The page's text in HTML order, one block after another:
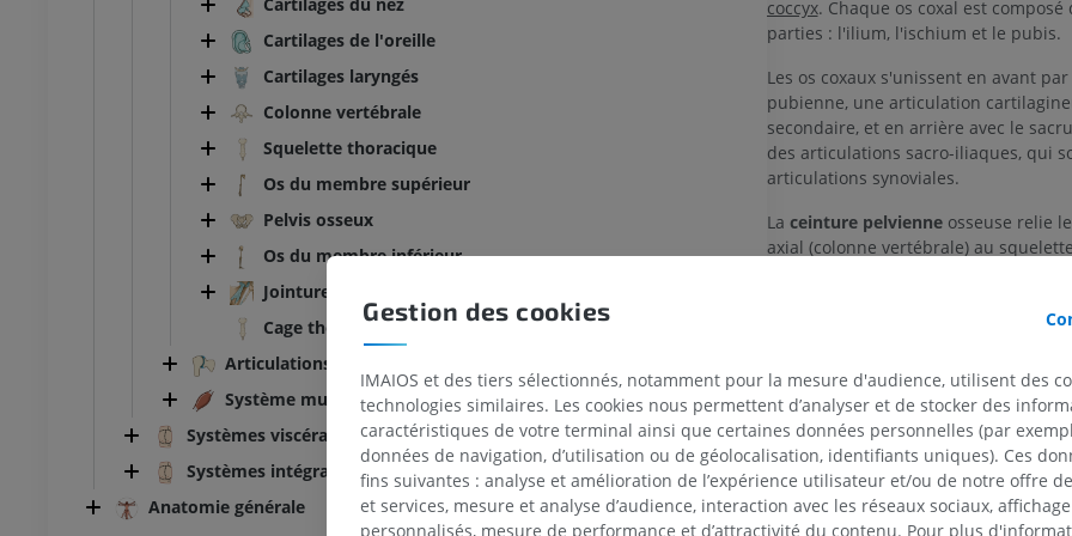
Cartilages de l'oreille
Cartilages laryngés
Colonne vertébrale
Squelette thoracique
Os du membre supérieur
Pelvis osseux
Os du membre inférieur
Jointures crâniennes
Cage thoracique
Articulations
Système musculaire
Systèmes viscéraux
Systèmes intégrants
Anatomie générale
coccyx. Chaque os coxal est composé
parties : l'ilium, l'ischium et le pubis.
Les os coxaux s'unissent en avant
pubienne, une articulation
secondaire, et en arrière avec le
des articulations sacro-iliaques, qui
articulations synoviales.
La ceinture pelvienneosseuse relie
axial (colonne vertébrale) au squelette
le transfert du poids du corps vers
Une caractéristique anatomique
ceinture pelvienne est l'ouverture
pelvis(également appelée détroit
bord supérieur du pelvis). Il s'agit
forme de cœur formé par le
parties latérales du sacrum, les
TARSE-PIED MEMBRE SUPÉRIEUR MEMBRE INFÉRIEUR
Gestion des cookies
IMAIOS et des tiers sélectionnés, notamment pour la mesure d'audience, utilisent des
technologies similaires. Les cookies nous permettent d’analyser et de stocker des
caractéristiques de votre terminal ainsi que certaines données personnelles (par
données de navigation, d’utilisation ou de géolocalisation, identifiants uniques). Ces
fins suivantes : analyse et amélioration de l’expérience utilisateur et/ou de notre offre
et services, mesure et analyse d’audience, interaction avec les réseaux sociaux,
personnalisés, mesure de performance et d’attractivité du contenu. Pour plus